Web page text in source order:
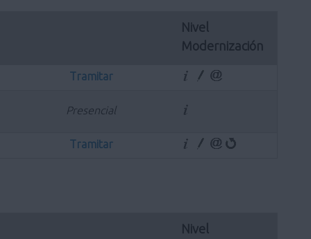
Nivel
Modernización
Tramitar
Presencial
Tramitar
Nivel